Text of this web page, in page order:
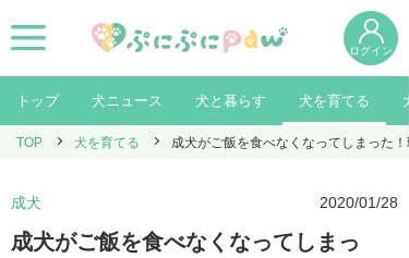
ログイン
トップ 犬ニュース 犬と暮らす 犬を育てる
TOP 犬を育てる 成犬がご飯を食べなくなってしまった
成犬 2020/01/28
成犬がご飯を食べなくなってしまっ